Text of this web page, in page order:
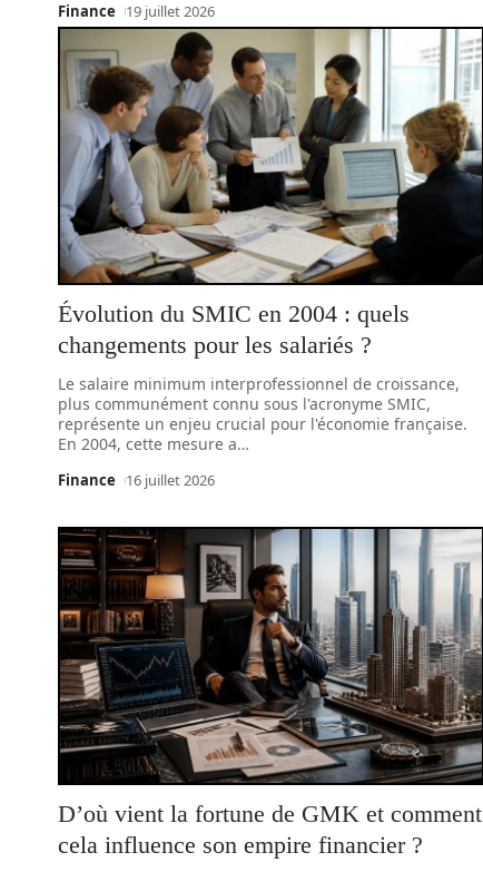
Finance 19 juillet 2026
Évolution du SMIC en 2004 : quels
changements pour les salariés ?
Le salaire minimum interprofessionnel de croissance,
plus communément connu sous l'acronyme SMIC,
représente un enjeu crucial pour l'économie française.
En 2004, cette mesure a…
Finance 16 juillet 2026
D’où vient la fortune de GMK et comment
cela influence son empire financier ?